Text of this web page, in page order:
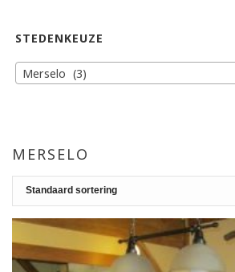
MERSELO
STEDENKEUZE
Merselo (3)